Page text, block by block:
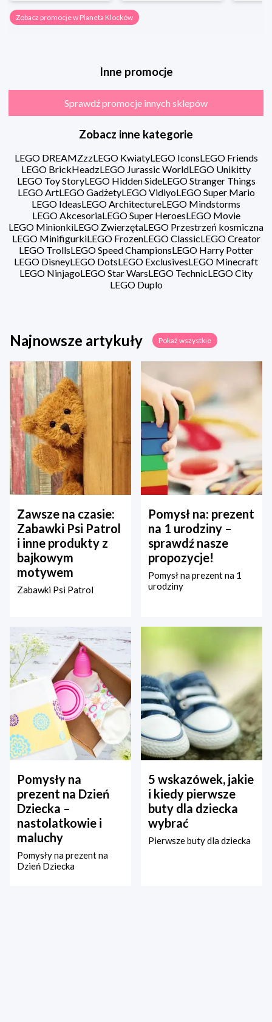
Zobacz promocje w Planeta Klocków
Inne promocje
Sprawdź promocje innych sklepów
Zobacz inne kategorie
LEGO DREAMZzzLEGO KwiatyLEGO IconsLEGO Friends
LEGO BrickHeadzLEGO Jurassic WorldLEGO Unikitty
LEGO Toy StoryLEGO Hidden SideLEGO Stranger Things
LEGO ArtLEGO GadżetyLEGO VidiyoLEGO Super Mario
LEGO IdeasLEGO ArchitectureLEGO Mindstorms
LEGO AkcesoriaLEGO Super HeroesLEGO Movie
LEGO MinionkiLEGO ZwierzętaLEGO Przestrzeń kosmiczna
LEGO MinifigurkiLEGO FrozenLEGO ClassicLEGO Creator
LEGO TrollsLEGO Speed ChampionsLEGO Harry Potter
LEGO DisneyLEGO DotsLEGO ExclusivesLEGO Minecraft
LEGO NinjagoLEGO Star WarsLEGO TechnicLEGO City
LEGO Duplo
Najnowsze artykuły Pokaż wszystkie
Zawsze na czasie:
Zabawki Psi Patrol
i inne produkty z
bajkowym
motywem
Zabawki Psi Patrol
Pomysł na: prezent
na 1 urodziny –
sprawdź nasze
propozycje!
Pomysł na prezent na 1
urodziny
Pomysły na
prezent na Dzień
Dziecka –
nastolatkowie i
maluchy
Pomysły na prezent na
Dzień Dziecka
5 wskazówek, jakie
i kiedy pierwsze
buty dla dziecka
wybrać
Pierwsze buty dla dziecka